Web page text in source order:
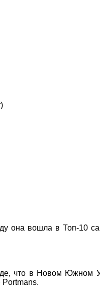
она вошла в Топ-10
что в Новом Южном
Portmans.